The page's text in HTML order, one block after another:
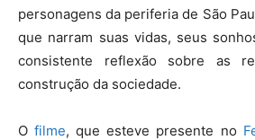
personagens da periferia de São
que narram suas vidas, seus
consistente reflexão sobre as
construção da sociedade.
Ofilme, que esteve presente no